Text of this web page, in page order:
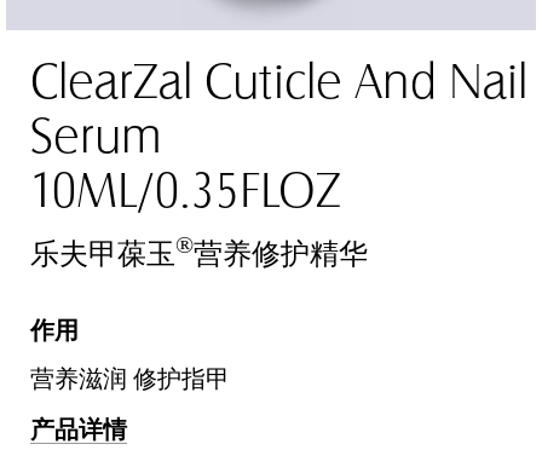
ClearZal Cuticle And Nail
Serum
10ML/0.35FLOZ
乐夫甲葆玉®营养修护精华
作用
营养滋润 修护指甲
产品详情